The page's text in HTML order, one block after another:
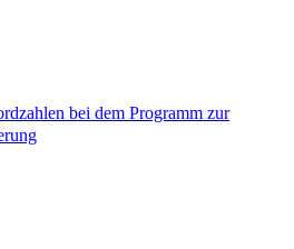
bei dem Programm zur